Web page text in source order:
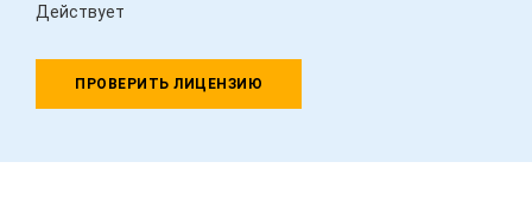
Действует
ПРОВЕРИТЬ ЛИЦЕНЗИЮ